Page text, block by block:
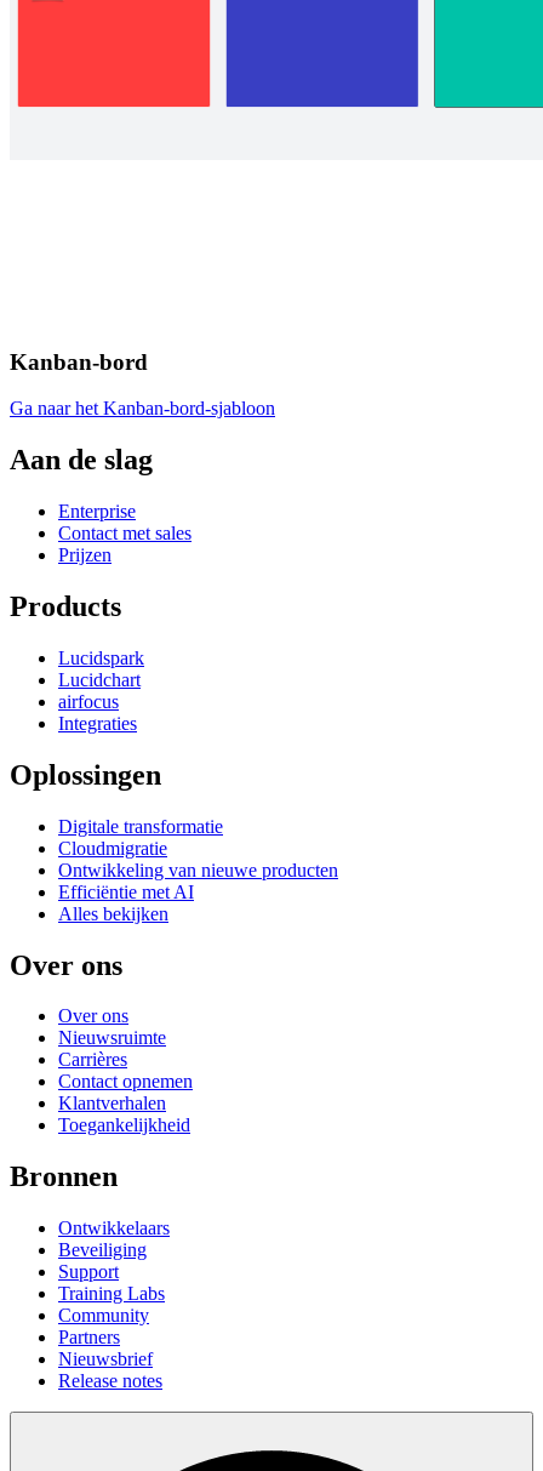
Kanban-bord
Ga naar het Kanban-bord-sjabloon
Aan de slag
Enterprise
Contact met sales
Prijzen
Products
Lucidspark
Lucidchart
airfocus
Integraties
Oplossingen
Digitale transformatie
Cloudmigratie
Ontwikkeling van nieuwe producten
Efficiëntie met AI
Alles bekijken
Over ons
Over ons
Nieuwsruimte
Carrières
Contact opnemen
Klantverhalen
Toegankelijkheid
Bronnen
Ontwikkelaars
Beveiliging
Support
Training Labs
Community
Partners
Nieuwsbrief
Release notes